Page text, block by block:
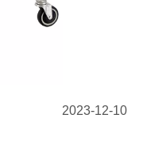
2023-12-10